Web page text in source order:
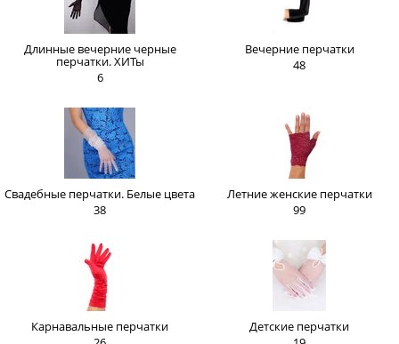
Длинные вечерние черные
перчатки. ХИТы
6
Вечерние перчатки
48
Свадебные перчатки. Белые цвета
38
Летние женские перчатки
99
Карнавальные перчатки
Детские перчатки